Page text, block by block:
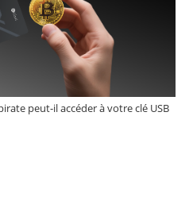
peut-il accéder à votre clé USB